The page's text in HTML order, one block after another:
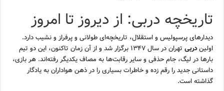
تاریخچه دربی: از دیروز تا امروز
دیدارهای پرسپولیس و استقلال، تاریخچه‌ای طولانی و پرفراز و نشیب دارد.
اولیندربی
تهران در سال ۱۳۴۷ برگزار شد و از آن زمان تاکنون، این دو تیم
بارها در لیگ، جام حذفی و سایر رقابت‌ها به مصاف یکدیگر رفته‌اند. هر بازی،
داستانی جدید را رقم زده و خاطرات بسیاری را در ذهن هواداران به یادگار
گذاشته است.